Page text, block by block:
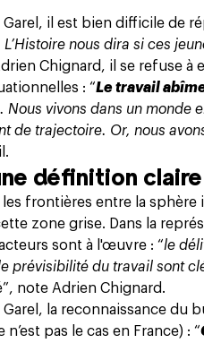
Garel, il est bien difficile de
nous dira si ces
Chignard, il se refuse
: “Le travail
. Nous vivons dans un monde
de trajectoire. Or, nous
définition
les frontières entre la
zone grise. Dans la
sont à l'œuvre : “le
prévisibilité du travail sont
”, note Adrien Chignard.
Garel, la reconnaissance
n’est pas le cas en France) : “